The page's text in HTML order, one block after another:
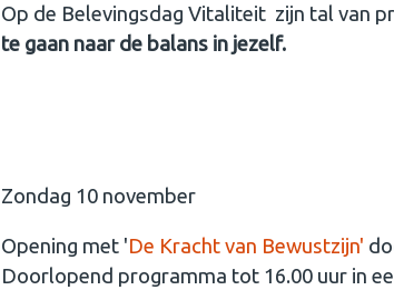
Op de Belevingsdag Vitaliteit zijn tal van
te gaan naar de balans in jezelf.
Zondag 10 november
Opening met 'De Kracht van Bewustzijn'
Doorlopend programma tot 16.00 uur in